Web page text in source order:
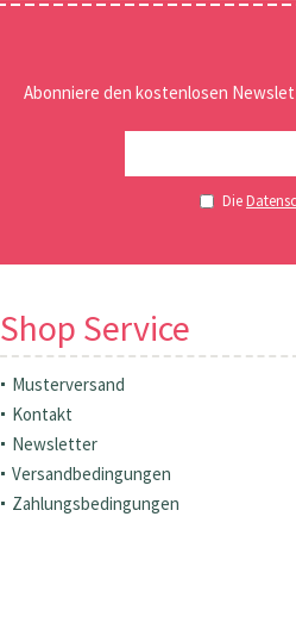
Abonniere den kostenlosen
Die
Shop Service
Musterversand
Kontakt
Newsletter
Versandbedingungen
Zahlungsbedingungen